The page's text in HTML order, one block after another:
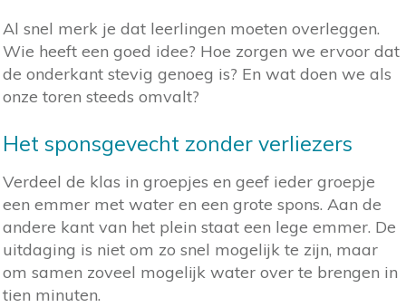
Al snel merk je dat leerlingen moeten overleggen.
Wie heeft een goed idee? Hoe zorgen we ervoor dat
de onderkant stevig genoeg is? En wat doen we als
onze toren steeds omvalt?
Het sponsgevecht zonder verliezers
Verdeel de klas in groepjes en geef ieder groepje
een emmer met water en een grote spons. Aan de
andere kant van het plein staat een lege emmer. De
uitdaging is niet om zo snel mogelijk te zijn, maar
om samen zoveel mogelijk water over te brengen in
tien minuten.